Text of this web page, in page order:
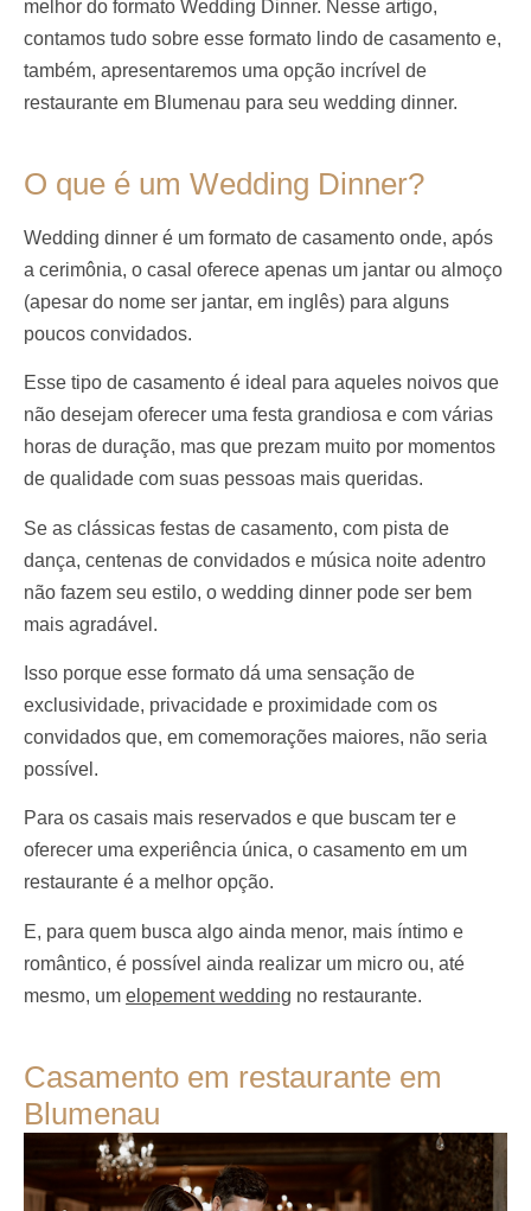
melhor do formato Wedding Dinner. Nesse artigo,
contamos tudo sobre esse formato lindo de casamento e,
também, apresentaremos uma opção incrível de
restaurante em Blumenau para seu wedding dinner.
O que é um Wedding Dinner?
Wedding dinner é um formato de casamento onde, após
a cerimônia, o casal oferece apenas um jantar ou almoço
(apesar do nome ser jantar, em inglês) para alguns
poucos convidados.
Esse tipo de casamento é ideal para aqueles noivos que
não desejam oferecer uma festa grandiosa e com várias
horas de duração, mas que prezam muito por momentos
de qualidade com suas pessoas mais queridas.
Se as clássicas festas de casamento, com pista de
dança, centenas de convidados e música noite adentro
não fazem seu estilo, o wedding dinner pode ser bem
mais agradável.
Isso porque esse formato dá uma sensação de
exclusividade, privacidade e proximidade com os
convidados que, em comemorações maiores, não seria
possível.
Para os casais mais reservados e que buscam ter e
oferecer uma experiência única, o casamento em um
restaurante é a melhor opção.
E, para quem busca algo ainda menor, mais íntimo e
romântico, é possível ainda realizar um micro ou, até
mesmo, um elopement wedding no restaurante.
Casamento em restaurante em
Blumenau